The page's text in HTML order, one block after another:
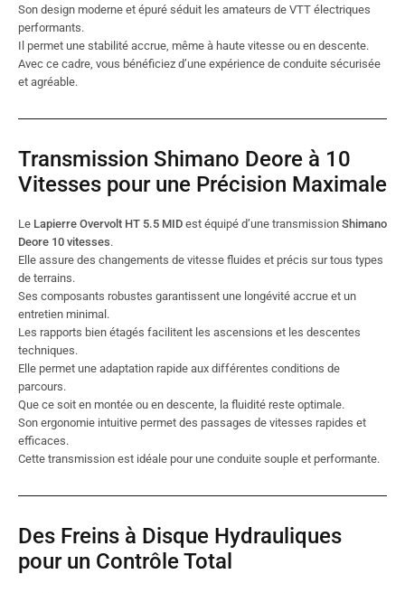
Son design moderne et épuré séduit les amateurs de VTT électriques
performants.
Il permet une stabilité accrue, même à haute vitesse ou en descente.
Avec ce cadre, vous bénéficiez d’une expérience de conduite sécurisée
et agréable.
Transmission Shimano Deore à 10
Vitesses pour une Précision Maximale
Le Lapierre Overvolt HT 5.5 MID est équipé d’une transmission Shimano
Deore 10 vitesses.
Elle assure des changements de vitesse fluides et précis sur tous types
de terrains.
Ses composants robustes garantissent une longévité accrue et un
entretien minimal.
Les rapports bien étagés facilitent les ascensions et les descentes
techniques.
Elle permet une adaptation rapide aux différentes conditions de
parcours.
Que ce soit en montée ou en descente, la fluidité reste optimale.
Son ergonomie intuitive permet des passages de vitesses rapides et
efficaces.
Cette transmission est idéale pour une conduite souple et performante.
Des Freins à Disque Hydrauliques
pour un Contrôle Total